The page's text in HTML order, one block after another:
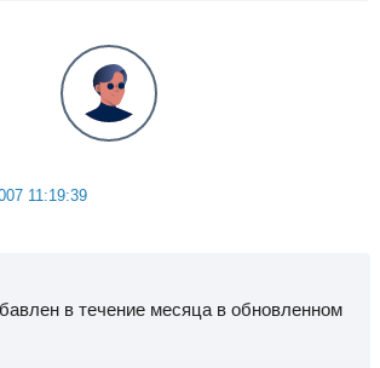
11:19:39
в течение месяца в обновленном